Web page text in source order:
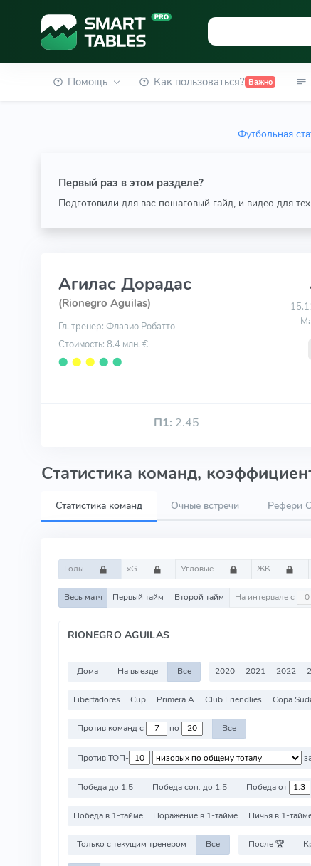
Помощь Как пользоваться? Важно
Футбольная
Первый раз в этом разделе?
Подготовили для вас пошаговый гайд, и видео для
Агилас Дорадас
(Rionegro Aguilas)
Гл. тренер: Флавио Робатто
Стоимость: 8.4 млн. €
⬤ ⬤ ⬤ ⬤ ⬤
П1: 2.45
Статистика команд,
Статистика команд Очные встречи Рефери
Голы xG Угловые ЖК
Весь матч Первый тайм Второй тайм На интервале с
RIONEGRO AGUILAS
Дома На выезде Все 2020 2021 2022
Libertadores Cup Primera A Club Friendlies Copa
Против команд с по Все
Против ТОП-
Победа до 1.5 Победа соп. до 1.5 Победа от
Победа в 1-тайме Поражение в 1-тайме Ничья в 1-
Только с текущим тренером Все После 🏆